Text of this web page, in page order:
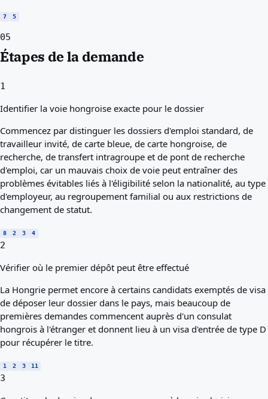
7 5
05
Étapes de la demande
1
Identifier la voie hongroise exacte pour le dossier
Commencez par distinguer les dossiers d'emploi standard, de
travailleur invité, de carte bleue, de carte hongroise, de
recherche, de transfert intragroupe et de pont de recherche
d'emploi, car un mauvais choix de voie peut entraîner des
problèmes évitables liés à l'éligibilité selon la nationalité, au type
d'employeur, au regroupement familial ou aux restrictions de
changement de statut.
8 2 3 4
2
Vérifier où le premier dépôt peut être effectué
La Hongrie permet encore à certains candidats exemptés de visa
de déposer leur dossier dans le pays, mais beaucoup de
premières demandes commencent auprès d'un consulat
hongrois à l'étranger et donnent lieu à un visa d'entrée de type D
pour récupérer le titre.
1 2 3 11
3